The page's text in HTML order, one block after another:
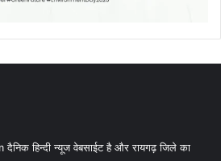
हिन्दी न्यूज वेबसाईट है और रायगढ़ जिले का